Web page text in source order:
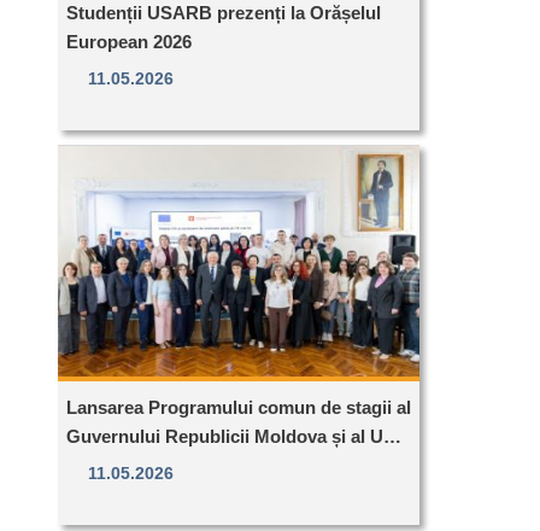
Studenții USARB prezenți la Orășelul
European 2026
11.05.2026
Lansarea Programului comun de stagii al
Guvernului Republicii Moldova și al U…
11.05.2026